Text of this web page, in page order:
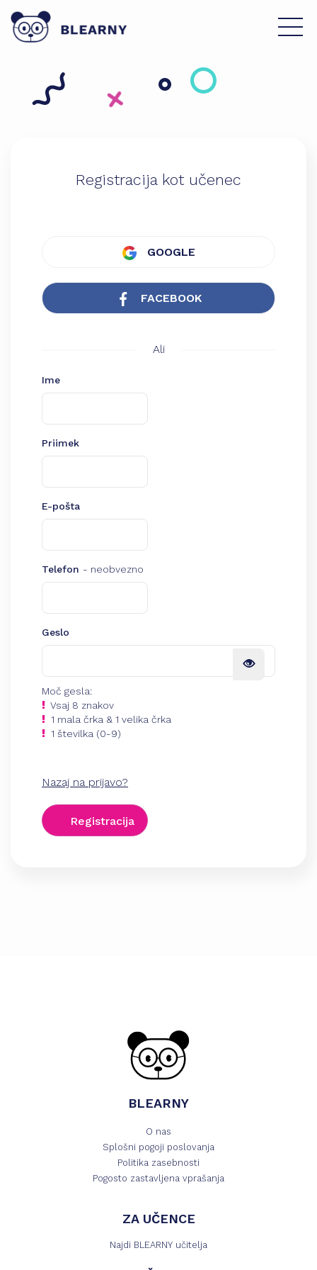
Registracija kot učenec
GOOGLE
FACEBOOK
Ali
Ime
Priimek
E-pošta
Telefon - neobvezno
Geslo
Moč gesla:
Vsaj 8 znakov
1 mala črka & 1 velika črka
1 številka (0-9)
Nazaj na prijavo?
Registracija
BLEARNY
O nas
Splošni pogoji poslovanja
Politika zasebnosti
Pogosto zastavljena vprašanja
ZA UČENCE
Najdi BLEARNY učitelja